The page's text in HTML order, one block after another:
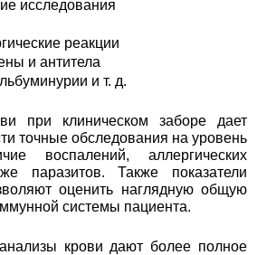
исследования
реакции
и антитела
и т. д.
при клиническом заборе дает
точные обследования на уровень
воспалений, аллергических
паразитов. Также показатели
оценить наглядную общую
системы пациента.
крови дают более полное